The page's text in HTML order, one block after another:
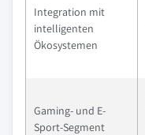
Integration mit
intelligenten
Ökosystemen
Gaming- und E-
Sport-Segment